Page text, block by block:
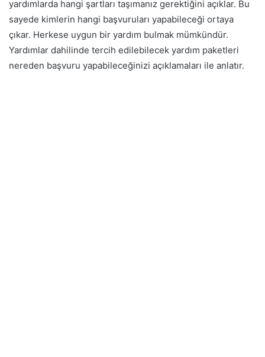
yardımlarda hangi şartları taşımanız gerektiğini açıklar. Bu
sayede kimlerin hangi başvuruları yapabileceği ortaya
çıkar. Herkese uygun bir yardım bulmak mümkündür.
Yardımlar dahilinde tercih edilebilecek yardım paketleri
nereden başvuru yapabileceğinizi açıklamaları ile anlatır.